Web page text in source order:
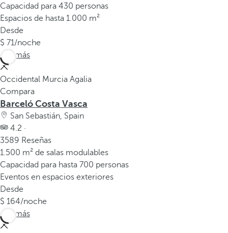
Capacidad para 430 personas
Espacios de hasta 1.000 m²
Desde
71/noche
Ver más
Occidental Murcia Agalia
Compara
Barceló Costa Vasca
San Sebastián, Spain
4.2 ·
3589 Reseñas
1.500 m² de salas modulables
Capacidad para hasta 700 personas
Eventos en espacios exteriores
Desde
164/noche
Ver más